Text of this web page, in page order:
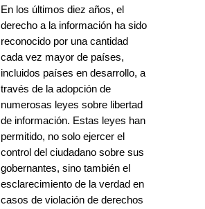
En los últimos diez años, el
derecho a la información ha sido
reconocido por una cantidad
cada vez mayor de países,
incluidos países en desarrollo, a
través de la adopción de
numerosas leyes sobre libertad
de información. Estas leyes han
permitido, no solo ejercer el
control del ciudadano sobre sus
gobernantes, sino también el
esclarecimiento de la verdad en
casos de violación de derechos